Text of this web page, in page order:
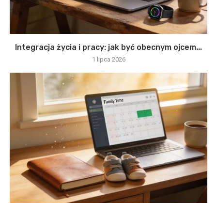
Integracja życia i pracy: jak być obecnym ojcem...
1 lipca 2026